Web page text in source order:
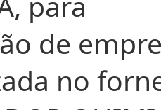
de
no